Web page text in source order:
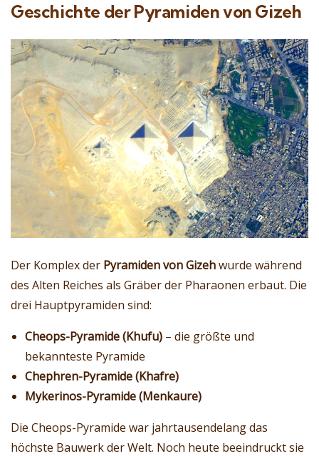
Geschichte der Pyramiden von Gizeh
Der Komplex der Pyramiden von Gizehwurde während
des Alten Reiches als Gräber der Pharaonen erbaut. Die
drei Hauptpyramiden sind:
Cheops-Pyramide (Khufu) – die größte und
bekannteste Pyramide
Chephren-Pyramide (Khafre)
Mykerinos-Pyramide (Menkaure)
Die Cheops-Pyramide war jahrtausendelang das
höchste Bauwerk der Welt. Noch heute beeindruckt sie